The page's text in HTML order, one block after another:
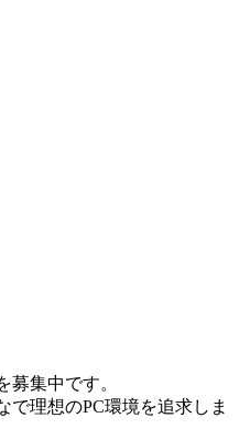
募集中です。
で理想のPC環境を追求しま